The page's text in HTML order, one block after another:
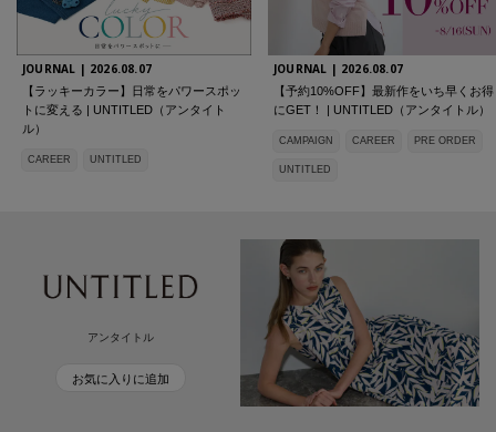
JOURNAL | 2026.08.07
【ラッキーカラー】日常をパワースポッ
トに変える | UNTITLED（アンタイト
ル）
CAREER UNTITLED
JOURNAL | 2026.08.07
【予約10%OFF】最新作をいち早くお得
にGET！ | UNTITLED（アンタイトル）
CAMPAIGN CAREER PRE ORDER
UNTITLED
アンタイトル
お気に入りに追加